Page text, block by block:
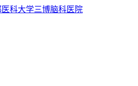
科大学三博脑科医院